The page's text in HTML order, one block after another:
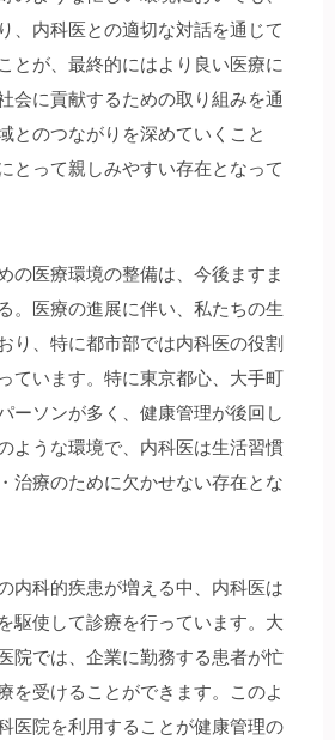
、内科医との適切な対話を通じて
とが、最終的にはより良い医療に
会に貢献するための取り組みを通
とのつながりを深めていくこと
とって親しみやすい存在となって
の医療環境の整備は、今後ますま
。医療の進展に伴い、私たちの生
り、特に都市部では内科医の役割
ています。特に東京都心、大手町
ーソンが多く、健康管理が後回し
ような環境で、内科医は生活習慣
治療のために欠かせない存在とな
内科的疾患が増える中、内科医は
駆使して診療を行っています。大
院では、企業に勤務する患者が忙
を受けることができます。このよ
医院を利用することが健康管理の